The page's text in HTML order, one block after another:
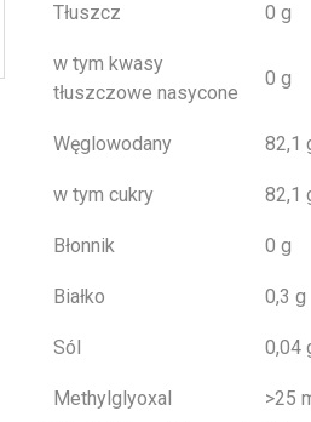
Tłuszcz 0 g
w tym kwasy
tłuszczowe nasycone
0 g
Węglowodany 82,1
w tym cukry 82,1
Błonnik 0 g
Białko 0,3 g
Sól 0,04
Methylglyoxal >25